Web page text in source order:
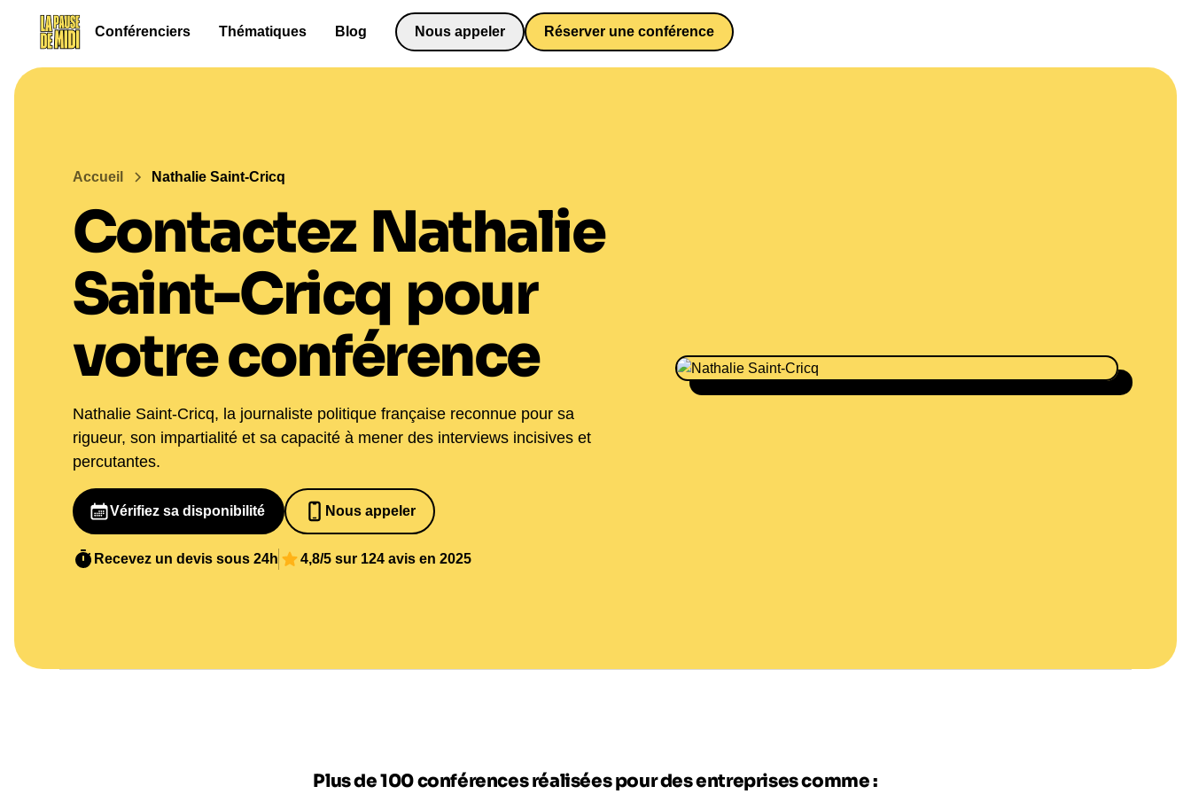
Conférenciers Thématiques Blog
Nous appeler
0652698481
Réserver une conférence
Accueil Nathalie Saint-Cricq
Contactez Nathalie
Saint-Cricq pour
votre conférence
Nathalie Saint-Cricq, la journaliste politique française reconnue pour sa
rigueur, son impartialité et sa capacité à mener des interviews incisives et
percutantes.
Vérifiez sa disponibilité
Nous appeler
0652698481
Recevez un devis sous 24h
4,8/5 sur 124 avis en 2025
Plus de 100 conférences réalisées pour des entreprises comme :